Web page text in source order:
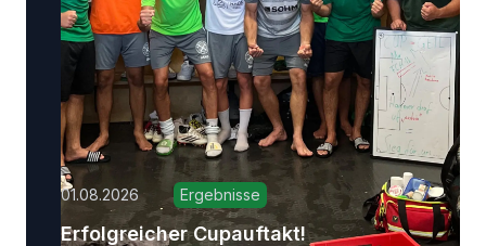
01.08.2026 Ergebnisse
Erfolgreicher Cupauftakt!